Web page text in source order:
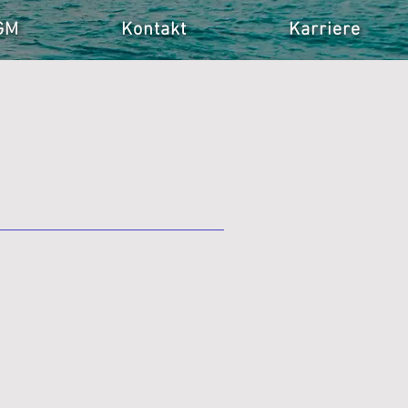
Kontakt Karriere